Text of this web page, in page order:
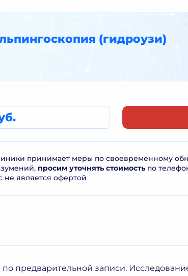
(гидроузи)
принимает меры по своевременному
просим уточнять стоимостьпо
является офертой
по предварительной записи.